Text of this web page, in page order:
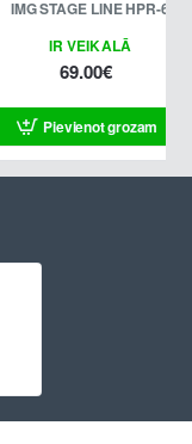
IR VEIKALĀ
IMG STAGE LINE HPR-6
69.00€
Pievienot grozam